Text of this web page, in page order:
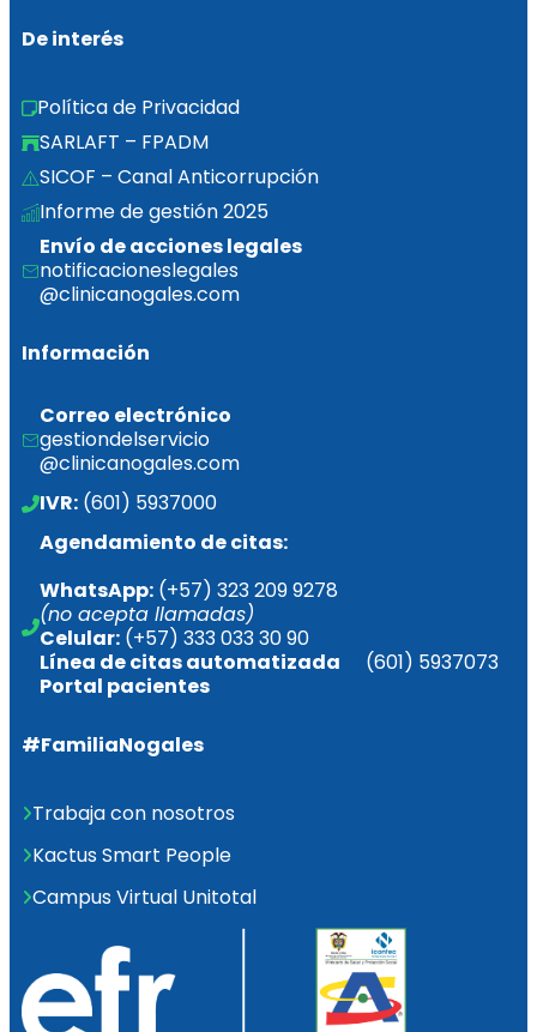
De interés
Política de Privacidad
SARLAFT – FPADM
SICOF – Canal Anticorrupción
Informe de gestión 2025
Envío de acciones legales
notificacioneslegales
@clinicanogales.com
Información
Correo electrónico
gestiondelservicio
@clinicanogales.com
IVR: (601) 5937000
Agendamiento de citas:
WhatsApp: (+57) 323 209 9278
(no acepta llamadas)
Celular: (+57) 333 033 30 90
Línea de citas automatizada (601) 5937073
Portal pacientes
#FamiliaNogales
Trabaja con nosotros
Kactus Smart People
Campus Virtual Unitotal